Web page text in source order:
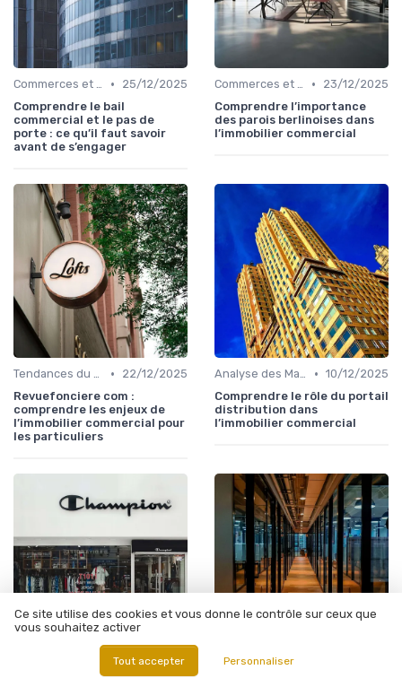
Commerces et Retail •
25/12/2025
Comprendre le bail
commercial et le pas de
porte : ce qu’il faut savoir
avant de s’engager
Commerces et Retail •
23/12/2025
Comprendre l’importance
des parois berlinoises dans
l’immobilier commercial
Tendances du Marché Immobilier Commercial •
22/12/2025
Revuefonciere com :
comprendre les enjeux de
l’immobilier commercial pour
les particuliers
Analyse des Marchés Locaux et Globaux • 10/12/2025
Comprendre le rôle du portail
distribution dans
l’immobilier commercial
• 05/12/2025
Ce site utilise des cookies et vous donne le contrôle sur ceux que
vous souhaitez activer
Tout accepter Personnaliser